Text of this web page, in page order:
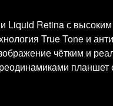
Retina с
True Tone и
чётким и